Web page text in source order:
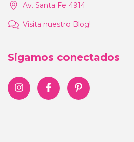
Av. Santa Fe 4914
Visita nuestro Blog!
Sigamos conectados